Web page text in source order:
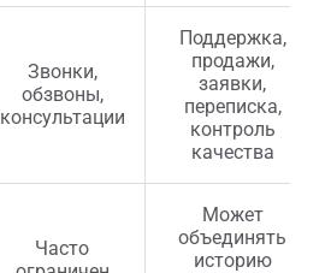
Звонки,
обзвоны,
консультации
Поддержка,
продажи,
заявки,
переписка,
контроль
качества
Часто
Может
объединять
историю